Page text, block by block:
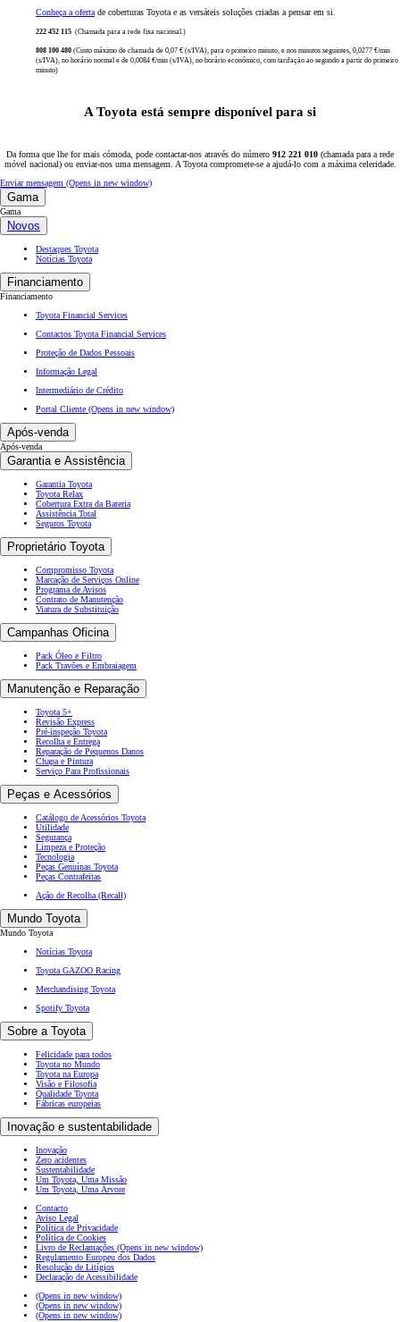
Conheça a ofertade coberturas Toyota e as versáteis soluções criadas a pensar em si.
222 452 115 (Chamada para a rede fixa nacional.)
808 100 480 (Custo máximo de chamada de 0,07 € (s/IVA), para o primeiro minuto, e nos minutos seguintes, 0,0277 €/min
(s/IVA), no horário normal e de 0,0084 €/min (s/IVA), no horário económico, com tarifação ao segundo a partir do primeiro
minuto)
A Toyota está sempre disponível para si
Da forma que lhe for mais cómoda, pode contactar-nos através do número 912 221 010 (chamada para a rede
móvel nacional) ou enviar-nos uma mensagem. A Toyota compromete-se a ajudá-lo com a máxima celeridade.
Enviar mensagem (Opens in new window)
Gama
Gama
Novos
Destaques Toyota
Notícias Toyota
Financiamento
Financiamento
Toyota Financial Services
Contactos Toyota Financial Services
Proteção de Dados Pessoais
Informação Legal
Intermediário de Crédito
Portal Cliente (Opens in new window)
Após-venda
Após-venda
Garantia e Assistência
Garantia Toyota
Toyota Relax
Cobertura Extra da Bateria
Assistência Total
Seguros Toyota
Proprietário Toyota
Compromisso Toyota
Marcação de Serviços Online
Programa de Avisos
Contrato de Manutenção
Viatura de Substituição
Campanhas Oficina
Pack Óleo e Filtro
Pack Travões e Embraiagem
Manutenção e Reparação
Toyota 5+
Revisão Express
Pré-inspeção Toyota
Recolha e Entrega
Reparação de Pequenos Danos
Chapa e Pintura
Serviço Para Profissionais
Peças e Acessórios
Catálogo de Acessórios Toyota
Utilidade
Segurança
Limpeza e Proteção
Tecnologia
Peças Genuínas Toyota
Peças Contrafeitas
Ação de Recolha (Recall)
Mundo Toyota
Mundo Toyota
Notícias Toyota
Toyota GAZOO Racing
Merchandising Toyota
Spotify Toyota
Sobre a Toyota
Felicidade para todos
Toyota no Mundo
Toyota na Europa
Visão e Filosofia
Qualidade Toyota
Fábricas europeias
Inovação e sustentabilidade
Inovação
Zero acidentes
Sustentabilidade
Um Toyota, Uma Missão
Um Toyota, Uma Árvore
Contacto
Aviso Legal
Política de Privacidade
Política de Cookies
Livro de Reclamações (Opens in new window)
Regulamento Europeu dos Dados
Resolução de Litígios
Declaração de Acessibilidade
(Opens in new window)
(Opens in new window)
(Opens in new window)